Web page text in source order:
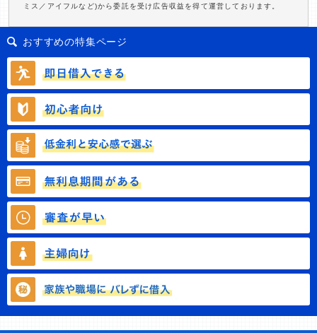
ミス／アイフルなど)から委託を受け広告収益を得て運営しております。
おすすめの特集ページ